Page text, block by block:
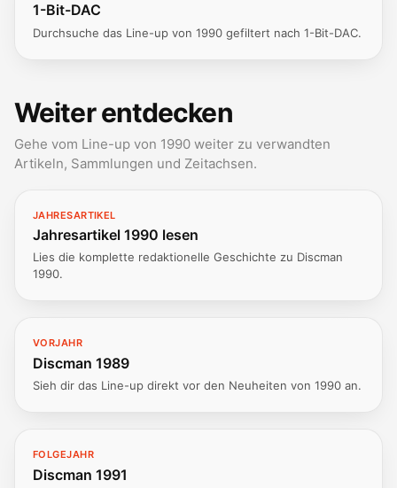
1-Bit-DAC
Durchsuche das Line-up von 1990 gefiltert nach 1-Bit-DAC.
Weiter entdecken
Gehe vom Line-up von 1990 weiter zu verwandten
Artikeln, Sammlungen und Zeitachsen.
JAHRESARTIKEL
Jahresartikel 1990 lesen
Lies die komplette redaktionelle Geschichte zu Discman
1990.
VORJAHR
Discman 1989
Sieh dir das Line-up direkt vor den Neuheiten von 1990 an.
FOLGEJAHR
Discman 1991